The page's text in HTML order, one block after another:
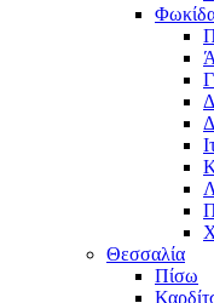
Θεσσαλία
Πίσω